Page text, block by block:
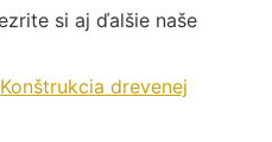
si aj ďalšie naše
Konštrukcia drevenej